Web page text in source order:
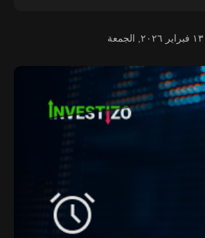
١٣ فبراير ٢٠٢٦, الجمعة